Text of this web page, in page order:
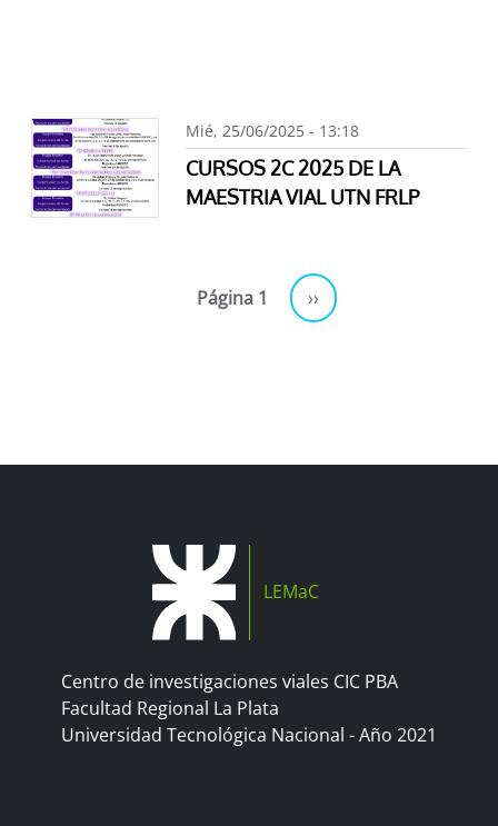
Mié, 25/06/2025 - 13:18
CURSOS 2C 2025 DE LA
MAESTRIA VIAL UTN FRLP
Página 1 Siguiente página
››
LEMaC
Centro de investigaciones viales CIC PBA
Facultad Regional La Plata
Universidad Tecnológica Nacional - Año 2021